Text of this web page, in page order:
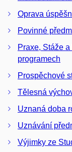
Oprava
Povinné
Praxe, Stáže
programech
Prospěchové
Tělesná
Uznaná doba
Uznávání
Výjimky ze